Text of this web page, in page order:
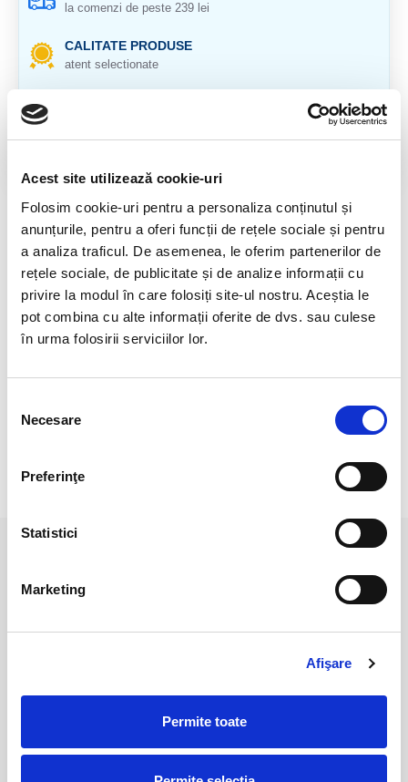
Acest site utilizează cookie-uri
Folosim cookie-uri pentru a personaliza conținutul și
anunțurile, pentru a oferi funcții de rețele sociale și pentru
a analiza traficul. De asemenea, le oferim partenerilor de
rețele sociale, de publicitate și de analize informații cu
privire la modul în care folosiți site-ul nostru. Aceștia le
pot combina cu alte informații oferite de dvs. sau culese
în urma folosirii serviciilor lor.
consimțământului
Necesare
Preferinţe
Statistici
Marketing
Afişare
Permite toate
la comenzi de peste 239 lei
CALITATE PRODUSE
atent selectionate
pentru toate produsele
DESCRIERE PRODUS
Origine: Brazilia
Cristal natural 100%.
Cristal unicat. Veti primi produsul din imagine.
mobilui/tabletei/laptopului dumneavoastra.
RECENZII CLIENTI